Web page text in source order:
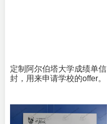
定制阿尔伯塔大学成绩单信
封，用来申请学校的offer。